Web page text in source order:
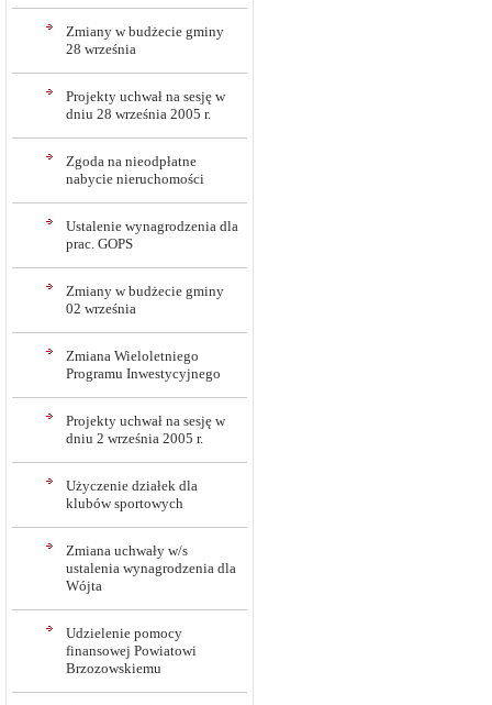
Zmiany w budżecie gminy
28 września
Projekty uchwał na sesję w
dniu 28 września 2005 r.
Zgoda na nieodpłatne
nabycie nieruchomości
Ustalenie wynagrodzenia dla
prac. GOPS
Zmiany w budżecie gminy
02 września
Zmiana Wieloletniego
Programu Inwestycyjnego
Projekty uchwał na sesję w
dniu 2 września 2005 r.
Użyczenie działek dla
klubów sportowych
Zmiana uchwały w/s
ustalenia wynagrodzenia dla
Wójta
Udzielenie pomocy
finansowej Powiatowi
Brzozowskiemu